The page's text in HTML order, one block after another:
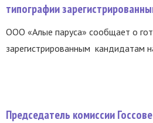
типографии
ООО «Алые паруса» сообщает о
зарегистрированным кандидатам
Председатель комиссии